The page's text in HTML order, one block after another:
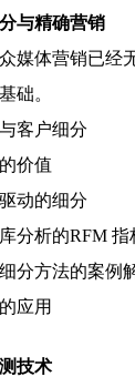
与精确营销
体营销已经无
础。
客户细分
价值
动的细分
析的RFM 指
方法的案例
应用
技术